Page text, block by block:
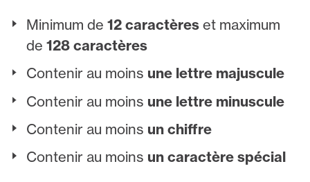
Minimum de12 caractères et maximum
de128 caractères
Contenir au moins une lettre majuscule
Contenir au moins une lettre minuscule
Contenir au moins un chiffre
Contenir au moins un caractère spécial